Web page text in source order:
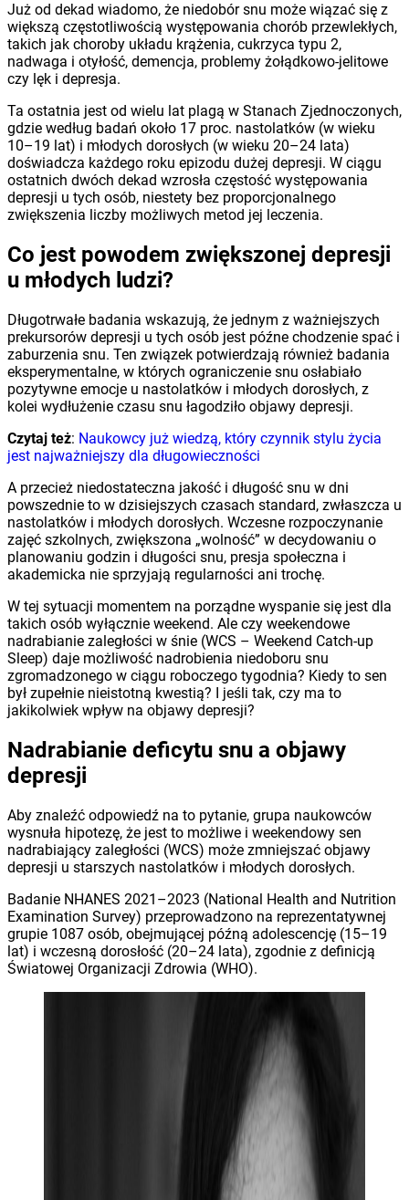
Już od dekad wiadomo, że niedobór snu może wiązać się z
większą częstotliwością występowania chorób przewlekłych,
takich jak choroby układu krążenia, cukrzyca typu 2,
nadwaga i otyłość, demencja, problemy żołądkowo-jelitowe
czy lęk i depresja.
Ta ostatnia jest od wielu lat plagą w Stanach Zjednoczonych,
gdzie według badań około 17 proc. nastolatków (w wieku
10–19 lat) i młodych dorosłych (w wieku 20–24 lata)
doświadcza każdego roku epizodu dużej depresji. W ciągu
ostatnich dwóch dekad wzrosła częstość występowania
depresji u tych osób, niestety bez proporcjonalnego
zwiększenia liczby możliwych metod jej leczenia.
Co jest powodem zwiększonej depresji
u młodych ludzi?
Długotrwałe badania wskazują, że jednym z ważniejszych
prekursorów depresji u tych osób jest późne chodzenie spać i
zaburzenia snu. Ten związek potwierdzają również badania
eksperymentalne, w których ograniczenie snu osłabiało
pozytywne emocje u nastolatków i młodych dorosłych, z
kolei wydłużenie czasu snu łagodziło objawy depresji.
Czytaj też: Naukowcy już wiedzą, który czynnik stylu życia
jest najważniejszy dla długowieczności
A przecież niedostateczna jakość i długość snu w dni
powszednie to w dzisiejszych czasach standard, zwłaszcza u
nastolatków i młodych dorosłych. Wczesne rozpoczynanie
zajęć szkolnych, zwiększona „wolność” w decydowaniu o
planowaniu godzin i długości snu, presja społeczna i
akademicka nie sprzyjają regularności ani trochę.
W tej sytuacji momentem na porządne wyspanie się jest dla
takich osób wyłącznie weekend. Ale czy weekendowe
nadrabianie zaległości w śnie (WCS – Weekend Catch-up
Sleep) daje możliwość nadrobienia niedoboru snu
zgromadzonego w ciągu roboczego tygodnia? Kiedy to sen
był zupełnie nieistotną kwestią? I jeśli tak, czy ma to
jakikolwiek wpływ na objawy depresji?
Nadrabianie deficytu snu a objawy
depresji
Aby znaleźć odpowiedź na to pytanie, grupa naukowców
wysnuła hipotezę, że jest to możliwe i weekendowy sen
nadrabiający zaległości (WCS) może zmniejszać objawy
depresji u starszych nastolatków i młodych dorosłych.
Badanie NHANES 2021–2023 (National Health and Nutrition
Examination Survey) przeprowadzono na reprezentatywnej
grupie 1087 osób, obejmującej późną adolescencję (15–19
lat) i wczesną dorosłość (20–24 lata), zgodnie z definicją
Światowej Organizacji Zdrowia (WHO).